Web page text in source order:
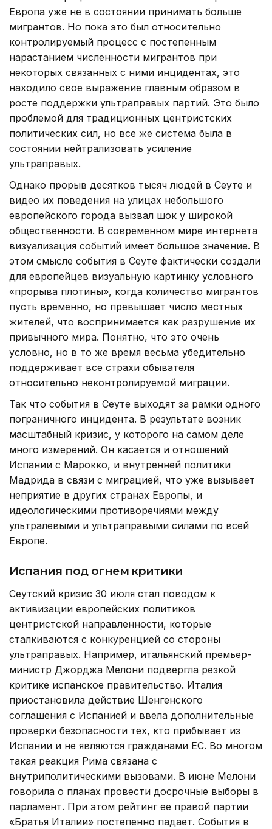
Европа уже не в состоянии принимать больше
мигрантов. Но пока это был относительно
контролируемый процесс с постепенным
нарастанием численности мигрантов при
некоторых связанных с ними инцидентах, это
находило свое выражение главным образом в
росте поддержки ультраправых партий. Это было
проблемой для традиционных центристских
политических сил, но все же система была в
состоянии нейтрализовать усиление
ультраправых.
Однако прорыв десятков тысяч людей в Сеуте и
видео их поведения на улицах небольшого
европейского города вызвал шок у широкой
общественности. В современном мире интернета
визуализация событий имеет большое значение. В
этом смысле события в Сеуте фактически создали
для европейцев визуальную картинку условного
«прорыва плотины», когда количество мигрантов
пусть временно, но превышает число местных
жителей, что воспринимается как разрушение их
привычного мира. Понятно, что это очень
условно, но в то же время весьма убедительно
поддерживает все страхи обывателя
относительно неконтролируемой миграции.
Так что события в Сеуте выходят за рамки одного
пограничного инцидента. В результате возник
масштабный кризис, у которого на самом деле
много измерений. Он касается и отношений
Испании с Марокко, и внутренней политики
Мадрида в связи с миграцией, что уже вызывает
неприятие в других странах Европы, и
идеологическими противоречиями между
ультралевыми и ультраправыми силами по всей
Европе.
Испания под огнем критики
Сеутский кризис 30 июля стал поводом к
активизации европейских политиков
центристской направленности, которые
сталкиваются с конкуренцией со стороны
ультраправых. Например, итальянский премьер-
министр Джорджа Мелони подвергла резкой
критике испанское правительство. Италия
приостановила действие Шенгенского
соглашения с Испанией и ввела дополнительные
проверки безопасности тех, кто прибывает из
Испании и не являются гражданами ЕС. Во многом
такая реакция Рима связана с
внутриполитическими вызовами. В июне Мелони
говорила о планах провести досрочные выборы в
парламент. При этом рейтинг ее правой партии
«Братья Италии» постепенно падает. События в